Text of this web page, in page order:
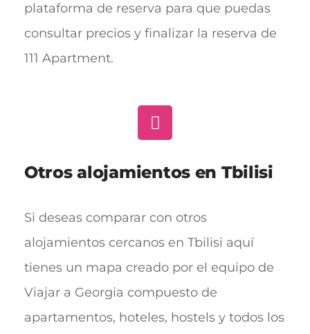
plataforma de reserva para que puedas
consultar precios y finalizar la reserva de
111 Apartment.
Otros alojamientos en Tbilisi
Si deseas comparar con otros
alojamientos cercanos en Tbilisi aquí
tienes un mapa creado por el equipo de
Viajar a Georgia compuesto de
apartamentos, hoteles, hostels y todos los